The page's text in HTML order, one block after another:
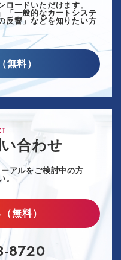
ロードいただけます。
「一般的なカートシステ
反響」などを知りたい方
無料）
合わせ
アルをご検討中の方
。
無料）
8720